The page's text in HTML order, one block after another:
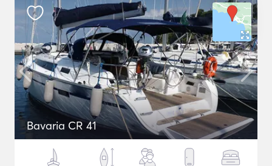
Bavaria CR 41